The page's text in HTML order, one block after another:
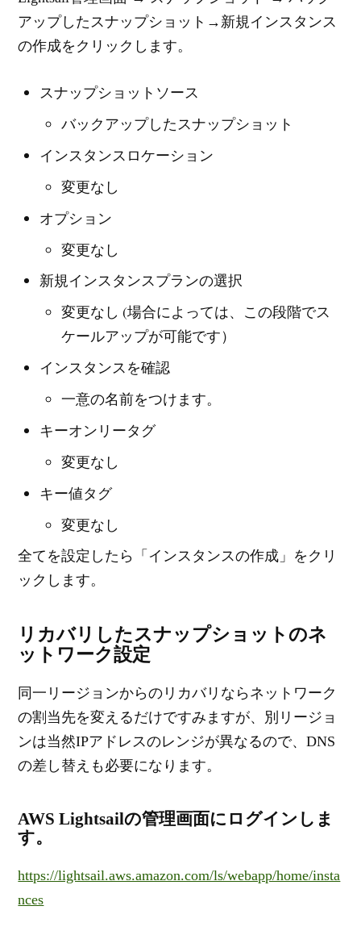
アップしたスナップショット→新規インスタンス
の作成をクリックします。
スナップショットソース
バックアップしたスナップショット
インスタンスロケーション
変更なし
オプション
変更なし
新規インスタンスプランの選択
変更なし (場合によっては、この段階でス
ケールアップが可能です）
インスタンスを確認
一意の名前をつけます。
キーオンリータグ
変更なし
キー値タグ
変更なし
全てを設定したら「インスタンスの作成」をクリ
ックします。
リカバリしたスナップショットのネ
ットワーク設定
同一リージョンからのリカバリならネットワーク
の割当先を変えるだけですみますが、別リージョ
ンは当然IPアドレスのレンジが異なるので、DNS
の差し替えも必要になります。
AWS Lightsailの管理画面にログインしま
す。
https://lightsail.aws.amazon.com/ls/webapp/home/insta
nces